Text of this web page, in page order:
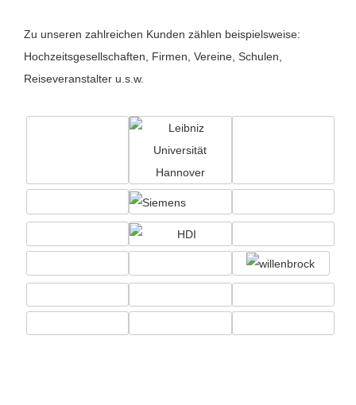
Zu unseren zahlreichen Kunden zählen beispielsweise:
Hochzeitsgesellschaften, Firmen, Vereine, Schulen,
Reiseveranstalter u.s.w.